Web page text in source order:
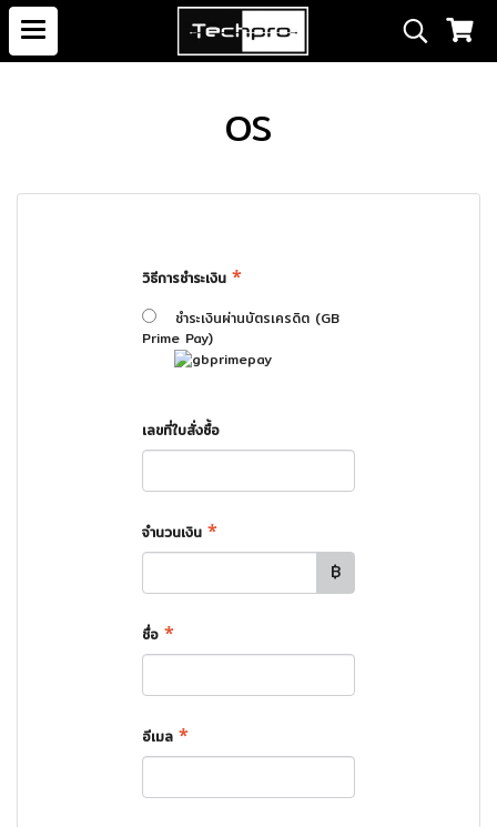
OS
วิธีการชำระเงิน *
ชำระเงินผ่านบัตรเครดิต (GB
Prime Pay)
เลขที่ใบสั่งซื้อ
จำนวนเงิน *
฿
ชื่อ *
อีเมล *